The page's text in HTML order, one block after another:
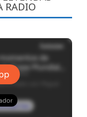
RADIO